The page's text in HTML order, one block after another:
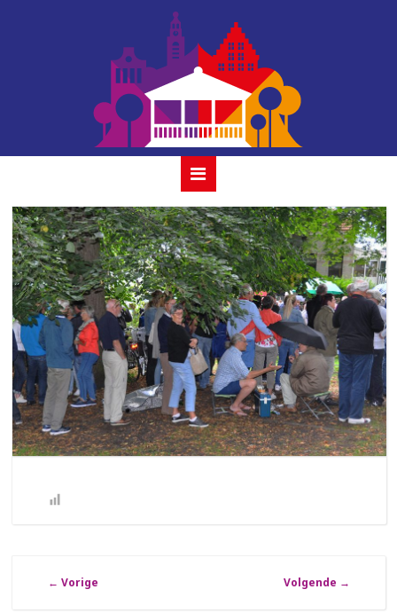
the balcony
players_2019-33
← Vorige Volgende →